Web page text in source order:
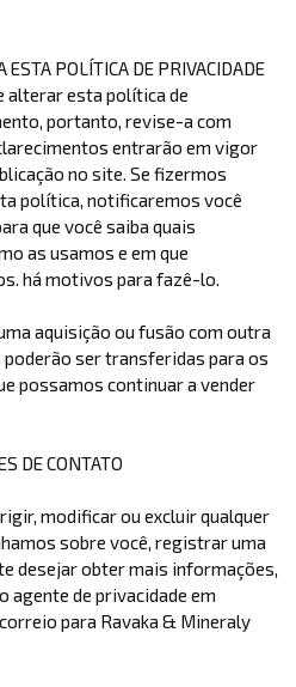
ESTA POLÍTICA DE PRIVACIDADE
alterar esta política de
portanto, revise-a com
entrarão em vigor
no site. Se fizermos
política, notificaremos você
que você saiba quais
as usamos e em que
há motivos para fazê-lo.
aquisição ou fusão com outra
ser transferidas para os
possamos continuar a vender
DE CONTATO
modificar ou excluir qualquer
sobre você, registrar uma
desejar obter mais informações,
agente de privacidade em
para Ravaka & Mineraly